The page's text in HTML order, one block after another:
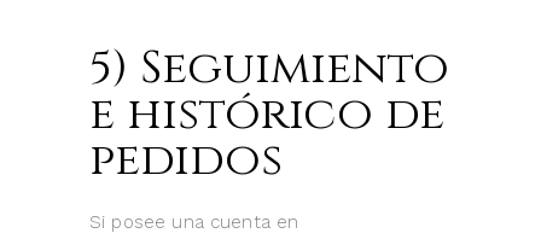
5) Seguimiento
e histórico de
pedidos
Si posee una cuenta en